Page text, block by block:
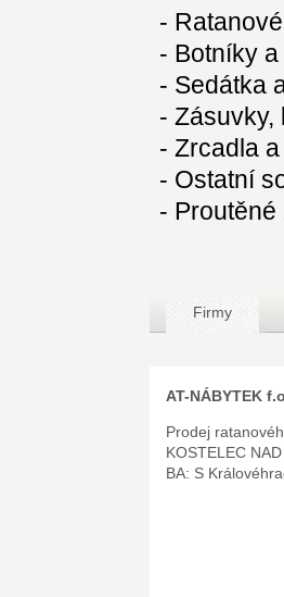
-
- Botníky
- Sedátka
- Zásuvky,
- Zrcadla
- Ostatní
-
Firmy
AT-NÁBYTEK
Prodej
KOSTELEC
BA: S